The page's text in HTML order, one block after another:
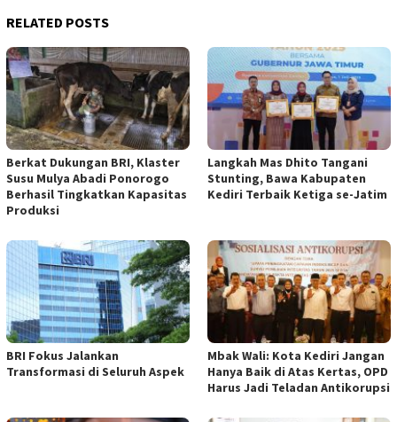
RELATED POSTS
Berkat Dukungan BRI, Klaster
Susu Mulya Abadi Ponorogo
Berhasil Tingkatkan Kapasitas
Produksi
Langkah Mas Dhito Tangani
Stunting, Bawa Kabupaten
Kediri Terbaik Ketiga se-Jatim
BRI Fokus Jalankan
Transformasi di Seluruh Aspek
Mbak Wali: Kota Kediri Jangan
Hanya Baik di Atas Kertas, OPD
Harus Jadi Teladan Antikorupsi